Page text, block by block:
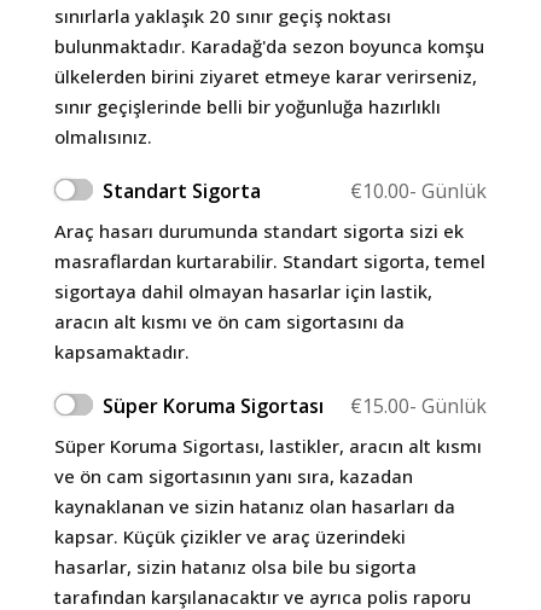
sınırlarla yaklaşık 20 sınır geçiş noktası
bulunmaktadır. Karadağ'da sezon boyunca komşu
ülkelerden birini ziyaret etmeye karar verirseniz,
sınır geçişlerinde belli bir yoğunluğa hazırlıklı
olmalısınız.
Standart Sigorta €10.00- Günlük
Araç hasarı durumunda standart sigorta sizi ek
masraflardan kurtarabilir. Standart sigorta, temel
sigortaya dahil olmayan hasarlar için lastik,
aracın alt kısmı ve ön cam sigortasını da
kapsamaktadır.
Süper Koruma Sigortası €15.00- Günlük
Süper Koruma Sigortası, lastikler, aracın alt kısmı
ve ön cam sigortasının yanı sıra, kazadan
kaynaklanan ve sizin hatanız olan hasarları da
kapsar. Küçük çizikler ve araç üzerindeki
hasarlar, sizin hatanız olsa bile bu sigorta
tarafından karşılanacaktır ve ayrıca polis raporu